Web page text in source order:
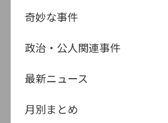
奇妙な事件
政治・公人関連事件
最新ニュース
月別まとめ